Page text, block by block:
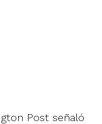
Post señaló